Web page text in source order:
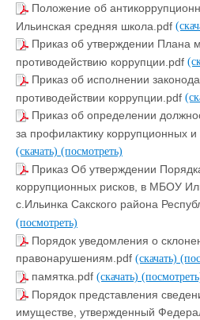
Положение об
Ильинская средняя школа.pdf
Приказ об утверждении Плана
противодействию коррупции.pdf
Приказ об исполнении
противодействии коррупции.pdf
Приказ об определении
за профилактику коррупционных
(скачать) (посмотреть)
Приказ Об утверждении
коррупционных рисков, в МБОУ
с.Ильинка Сакского района
(посмотреть)
Порядок уведомления о
правонарушениям.pdf (скачать)
памятка.pdf (скачать)
Порядок представления
имуществе, утвержденный